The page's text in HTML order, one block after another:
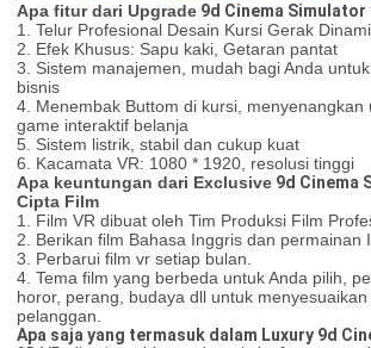
Apa fitur dari Upgrade9d Cinema Simulator
1. Telur Profesional Desain Kursi Gerak
2. Efek Khusus: Sapu kaki, Getaran pantat
3. Sistem manajemen, mudah bagi Anda
bisnis
4. Menembak Buttom di kursi, menyenangkan
game interaktif belanja
5. Sistem listrik, stabil dan cukup kuat
6. Kacamata VR: 1080 * 1920, resolusi tinggi
Apa keuntungan dari Exclusive9d Cinema
Cipta Film
1. Film VR dibuat oleh Tim Produksi Film
2. Berikan film Bahasa Inggris dan permainan
3. Perbarui film vr setiap bulan.
4. Tema film yang berbeda untuk Anda pilih,
horor, perang, budaya dll untuk
pelanggan.
Apa saja yang termasuk dalam Luxury 9d